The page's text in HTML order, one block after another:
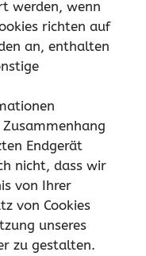
werden, wenn
richten auf
an, enthalten
Endgerät
nicht, dass wir
von Ihrer
von Cookies
unseres
zu gestalten.